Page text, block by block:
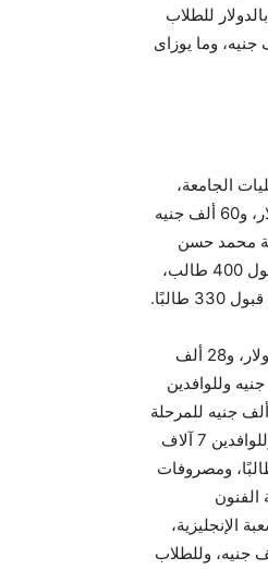
المبالغ بالدولار للطلاب
كلية السياحة والفنادق 9 آلاف جنيه، وكلية العلوم الاجتماعية 8 آلاف جنيه، وما يوزاى
طالب وطالبة بجميع كليات الجامعة،
وأن المصروفات بكلية الطب 55 ألف جنيه للمرحلة قبل الإكلينيكية، وللطلاب الوافدين 16 ألف دولار، و60 ألف جنيه
وأوضح رئيس الجامعة محمد حسن
عزازى، أن مصروفات كلية الصيدلة بلغت 41 ألف جنيه، وللطلاب الوافدين 9 آلاف دولار، وسيتم قبول 400 طالب،
كما بلغت مصروفات كلية العلاج الطبيعى 26 ألف جنيه للمرحلة قبل التدريبية، وللوافدين 6 آلاف دولار، و28 ألف
6500 دولار، وبلغت مصروفات كلية التكنولوجيا الحيوية 18 ألف جنيه وللوافدين
5500 دولار. والعلوم التطبيقية 11 ألف جنيه، للمرحلة قبل التدريبية، وللوافدين 5 آلاف دولار، و13 ألف جنيه للمرحلة
التدريبية، و5500 دولار للوافدين، ومصروفات كلية الهندسة 30 ألف جنيه للمرحلة قبل التدريبية، وللوافدين 7 آلاف
ألفًا و500 جنيه للمرحلة التدريبية، وللطلاب الوافدين 7750 دولارًا، وسيتم قبول 380 طالبًا، ومصروفات
كلية الفنون
الشعبة العربية، و24 ألف جنيه للشعبة الإنجليزية،
14 ألف جنيه، وللوافدين 4 آلاف دولار، وكلية الآثار والإرشاد السياحى 11 ألف جنيه، وللطلاب